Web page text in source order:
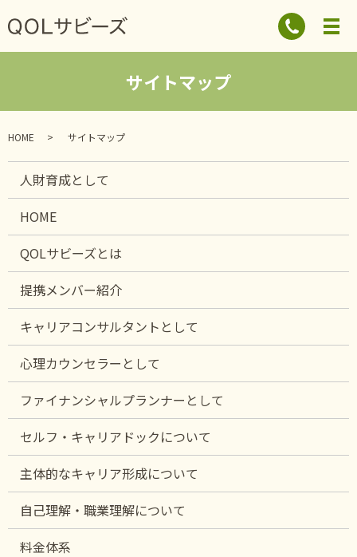
サイトマップ
HOME サイトマップ
人財育成として
HOME
QOLサビーズとは
提携メンバー紹介
キャリアコンサルタントとして
心理カウンセラーとして
ファイナンシャルプランナーとして
セルフ・キャリアドックについて
主体的なキャリア形成について
自己理解・職業理解について
料金体系